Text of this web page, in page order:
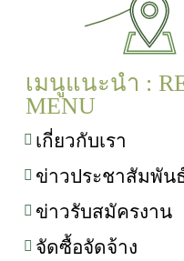
เมนูแนะนำ :
MENU
เกี่ยวกับเรา
ข่าวประชาสัมพัน
ข่าวรับสมัครงาน
จัดซื้อจัดจ้าง